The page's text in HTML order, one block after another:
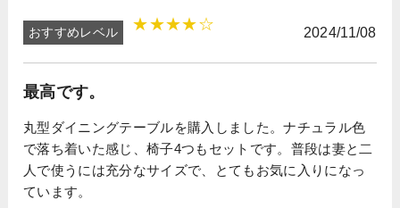
おすすめレベル ★★★★☆ 2024/11/08
最高です。
丸型ダイニングテーブルを購入しました。ナチュラル色
で落ち着いた感じ、椅子4つもセットです。普段は妻と二
人で使うには充分なサイズで、とてもお気に入りになっ
ています。